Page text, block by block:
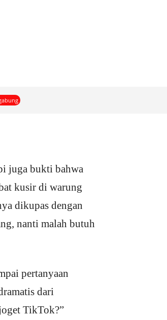
juga bukti bahwa
kusir di warung
dikupas dengan
nanti malah butuh
pertanyaan
dari
TikTok?”